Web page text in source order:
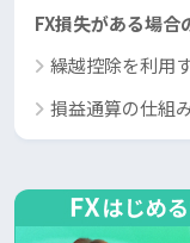
FX損失がある場合
繰越控除を利用
損益通算の仕組